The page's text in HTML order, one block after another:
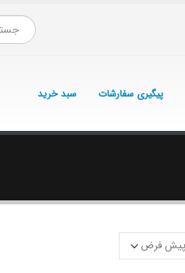
پیگیری سفارشات سبد خرید